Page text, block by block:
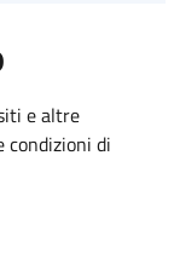
e altre
di